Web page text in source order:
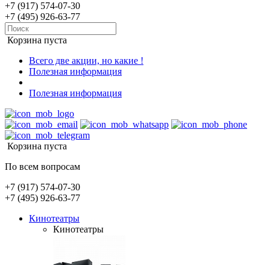
+7 (917) 574-07-30
+7 (495) 926-63-77
Корзина пуста
Всего две акции, но какие !
Полезная информация
Полезная информация
Корзина пуста
По всем вопросам
+7 (917) 574-07-30
+7 (495) 926-63-77
Кинотеатры
Кинотеатры